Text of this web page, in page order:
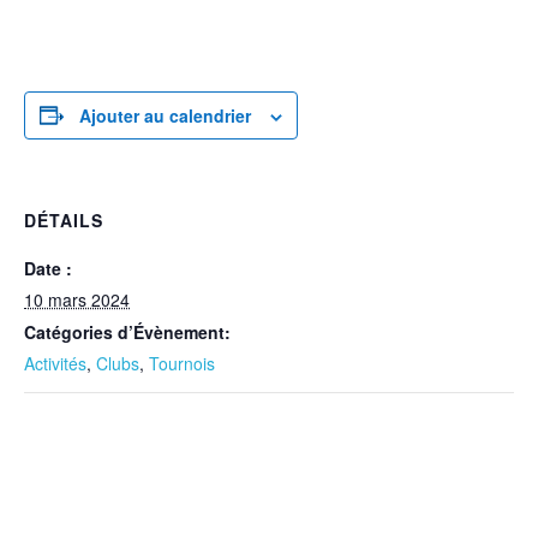
Ajouter au calendrier
DÉTAILS
Date :
10 mars 2024
Catégories d’Évènement:
Activités, Clubs, Tournois